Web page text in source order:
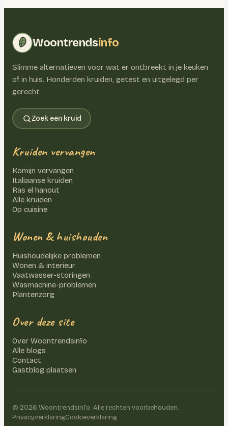
Woontrendsinfo
Slimme alternatieven voor wat er ontbreekt in je keuken
of in huis. Honderden kruiden, getest en uitgelegd per
gerecht.
Zoek een kruid
Kruiden vervangen
Komijn vervangen
Italiaanse kruiden
Ras el hanout
Alle kruiden
Op cuisine
Wonen & huishouden
Huishoudelijke problemen
Wonen & interieur
Vaatwasser-storingen
Wasmachine-problemen
Plantenzorg
Over deze site
Over Woontrendsinfo
Alle blogs
Contact
Gastblog plaatsen
© 2026 Woontrendsinfo. Alle rechten voorbehouden.
PrivacyverklaringCookieverklaring